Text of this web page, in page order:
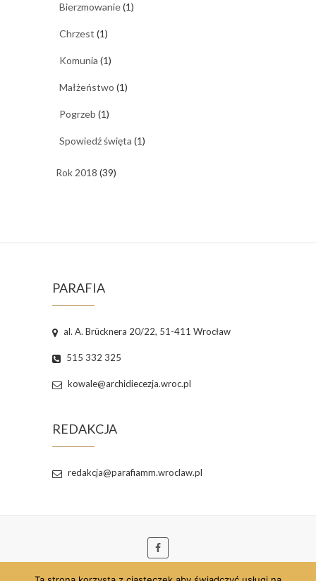
Bierzmowanie(1)
Chrzest (1)
Komunia (1)
Małżeństwo (1)
Pogrzeb (1)
Spowiedź święta (1)
Rok 2018 (39)
PARAFIA
al. A. Brücknera 20/22, 51-411 Wrocław
515 332 325
kowale@archidiecezja.wroc.pl
REDAKCJA
redakcja@parafiamm.wroclaw.pl